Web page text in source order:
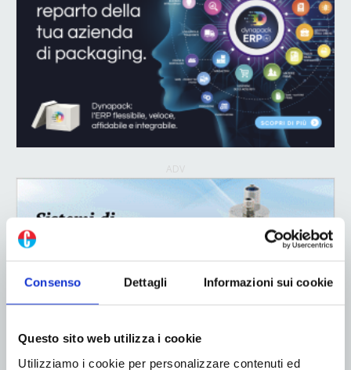
Consenso Dettagli Informazioni sui cookie
Questo sito web utilizza i cookie
Utilizziamo i cookie per personalizzare contenuti ed